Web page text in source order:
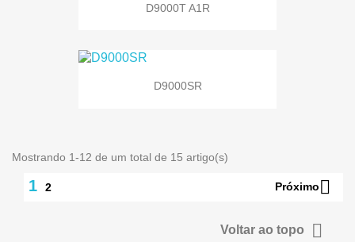
D9000T A1R
D9000SR
Mostrando 1-12 de um total de 15 artigo(s)
1 2 Próximo
Voltar ao topo 